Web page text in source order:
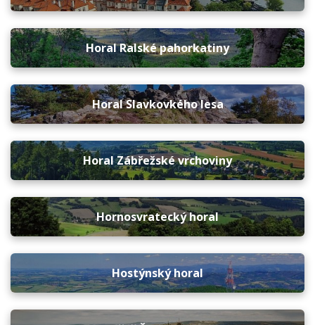
Horal Ralské pahorkatiny
Horal Slavkovkého lesa
Horal Zábřežské vrchoviny
Hornosvratecký horal
Hostýnský horal